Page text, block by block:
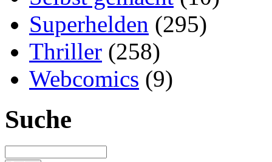
Superhelden (295)
Thriller (258)
Webcomics (9)
Suche